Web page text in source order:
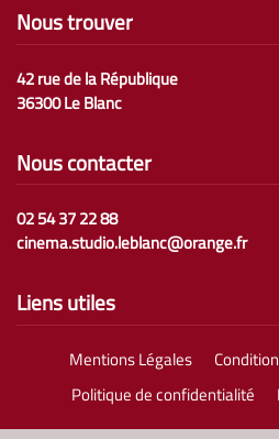
Nous trouver
42 rue de la République
36300 Le Blanc
Nous contacter
02 54 37 22 88
cinema.studio.leblanc@orange.fr
Liens utiles
Mentions Légales
Politique de confidentialité